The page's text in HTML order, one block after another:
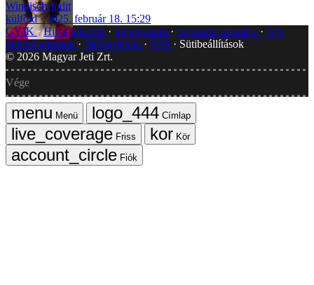
Windisch Judit
külföld
2025. február 18. 15:29
GYIK Hibát jelentek Impresszum Javítások kezelése
Jogi
dokumentumok
Médiaajánlat RSS
Sütibeállítások
© 2026 Magyar Jeti Zrt.
Vége
Menü
Címlap
Friss
Kör
Fiók